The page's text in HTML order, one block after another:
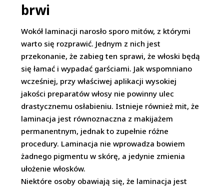
brwi
Wokół laminacji narosło sporo mitów, z którymi
warto się rozprawić. Jednym z nich jest
przekonanie, że zabieg ten sprawi, że włoski będą
się łamać i wypadać garściami. Jak wspomniano
wcześniej, przy właściwej aplikacji wysokiej
jakości preparatów włosy nie powinny ulec
drastycznemu osłabieniu. Istnieje również mit, że
laminacja jest równoznaczna z makijażem
permanentnym, jednak to zupełnie różne
procedury. Laminacja nie wprowadza bowiem
żadnego pigmentu w skórę, a jedynie zmienia
ułożenie włosków.
Niektóre osoby obawiają się, że laminacja jest